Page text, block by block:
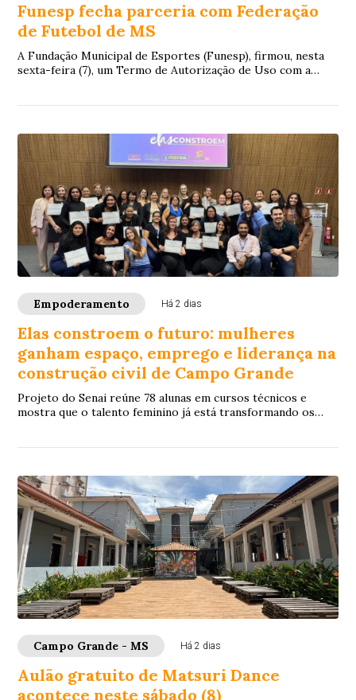
Funesp fecha parceria com Federação
de Futebol de MS
A Fundação Municipal de Esportes (Funesp), firmou, nesta
sexta-feira (7), um Termo de Autorização de Uso com a
Empoderamento Há 2 dias
Elas constroem o futuro: mulheres
ganham espaço, emprego e liderança na
construção civil de Campo Grande
Projeto do Senai reúne 78 alunas em cursos técnicos e
mostra que o talento feminino já está transformando os
Campo Grande - MS Há 2 dias
Aulão gratuito de Matsuri Dance
acontece neste sábado (8)